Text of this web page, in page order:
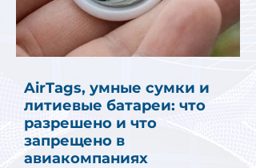
AirTags, умные сумки и
литиевые батареи: что
разрешено и что
запрещено в
авиакомпаниях